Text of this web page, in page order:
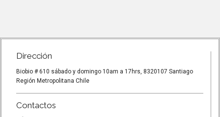
Dirección
Biobio # 610 sábado y domingo 10am a 17hrs, 8320107 Santiago
Región Metropolitana Chile
Contactos